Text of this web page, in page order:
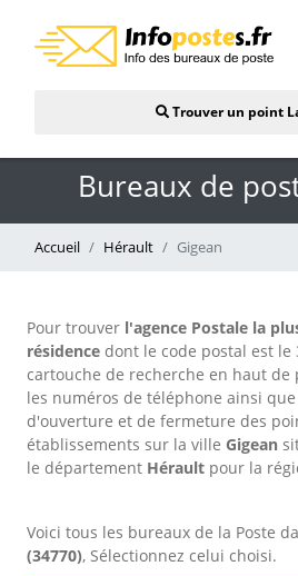
Trouver un point
Bureaux de
Accueil Hérault Gigean
Pour trouver l'agence Postale la
résidence dont le code postal est le
cartouche de recherche en haut de
les numéros de téléphone ainsi
d'ouverture et de fermeture des
établissements sur la ville Gigean
le département Hérault pour la
Voici tous les bureaux de la Poste
(34770), Sélectionnez celui choisi.